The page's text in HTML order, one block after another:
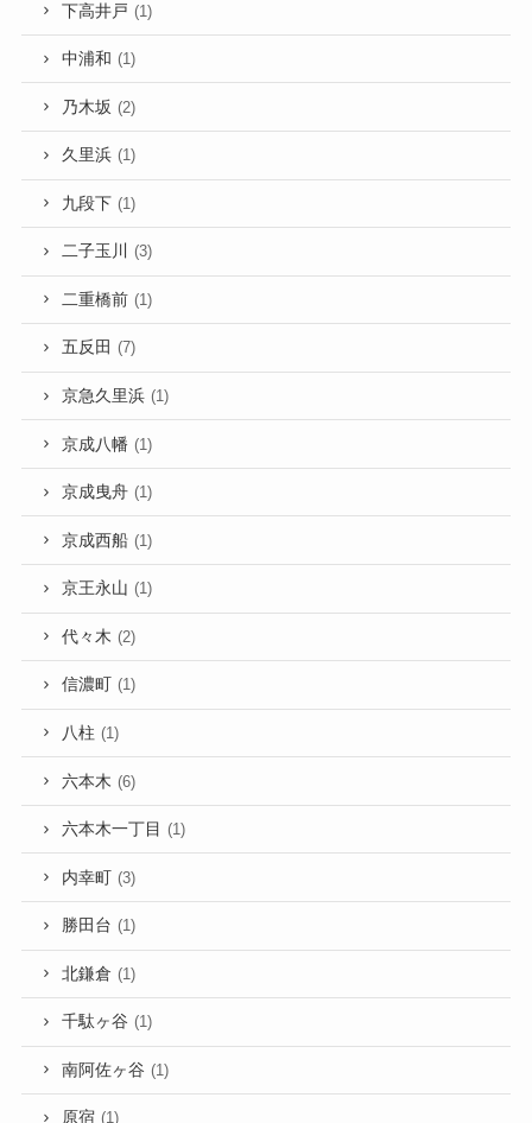
下高井戸 (1)
中浦和 (1)
乃木坂 (2)
久里浜 (1)
九段下 (1)
二子玉川 (3)
二重橋前 (1)
五反田 (7)
京急久里浜 (1)
京成八幡 (1)
京成曳舟 (1)
京成西船 (1)
京王永山 (1)
代々木 (2)
信濃町 (1)
八柱 (1)
六本木 (6)
六本木一丁目 (1)
内幸町 (3)
勝田台 (1)
北鎌倉 (1)
千駄ヶ谷 (1)
南阿佐ヶ谷 (1)
原宿 (1)